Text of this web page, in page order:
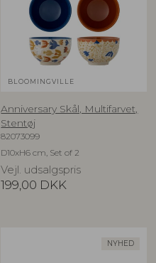
BLOOMINGVILLE
Anniversary Skål, Multifarvet,
Stentøj
82073099
D10xH6 cm, Set of 2
Vejl. udsalgspris
199,00 DKK
NYHED